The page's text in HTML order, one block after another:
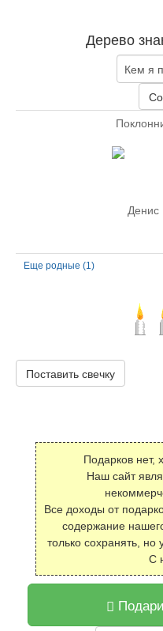
Дерево
Денис
Еще родные (1)
Поставить свечку
Подарков нет,
Наш сайт
Все доходы от
содержание
только сохранять, но
С